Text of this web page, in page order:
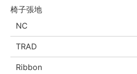
椅子張地
NC
TRAD
Ribbon